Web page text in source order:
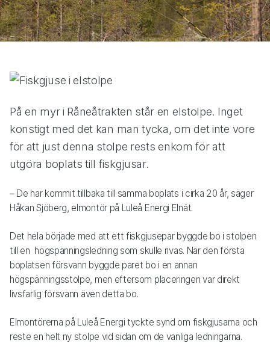
På en myr i Råneåtrakten står en elstolpe. Inget
konstigt med det kan man tycka, om det inte vore
för att just denna stolpe rests enkom för att
utgöra boplats till fiskgjusar.
– De har kommit tillbaka till samma boplats i cirka 20 år, säger
Håkan Sjöberg, elmontör på Luleå Energi Elnät.
Det hela började med att ett fiskgjusepar byggde bo i stolpen
till en högspänningsledning som skulle rivas. När den första
boplatsen försvann byggde paret bo i en annan
högspänningsstolpe, men eftersom placeringen var direkt
livsfarlig försvann även detta bo.
Elmontörerna på Luleå Energi tyckte synd om fiskgjusarna och
reste en helt ny stolpe vid sidan om de vanliga ledningarna.